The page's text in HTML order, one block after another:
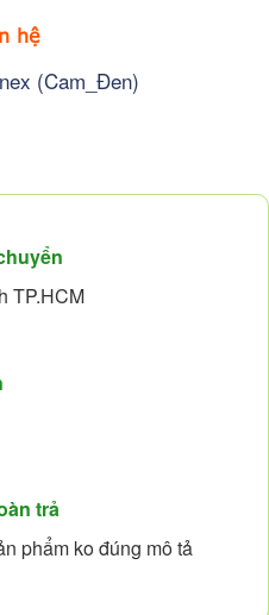
hệ
(Cam_Đen)
TP.HCM
trả
phẩm ko đúng mô tả